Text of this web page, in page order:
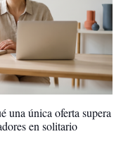
una única oferta supera
en solitario